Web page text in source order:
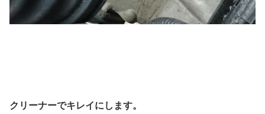
クリーナーでキレイにします。